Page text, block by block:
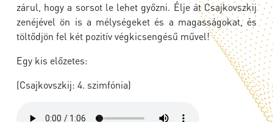
zárul, hogy a sorsot le lehet győzni. Élje át Csajkovszkij
zenéjével ön is a mélységeket és a magasságokat, és
töltődjön fel két pozitív végkicsengésű művel!
Egy kis előzetes:
(Csajkovszkij: 4. szimfónia)